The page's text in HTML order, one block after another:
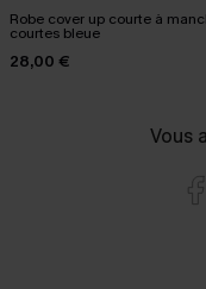
Robe cover up courte à
courtes bleue
28,00 €
Vous